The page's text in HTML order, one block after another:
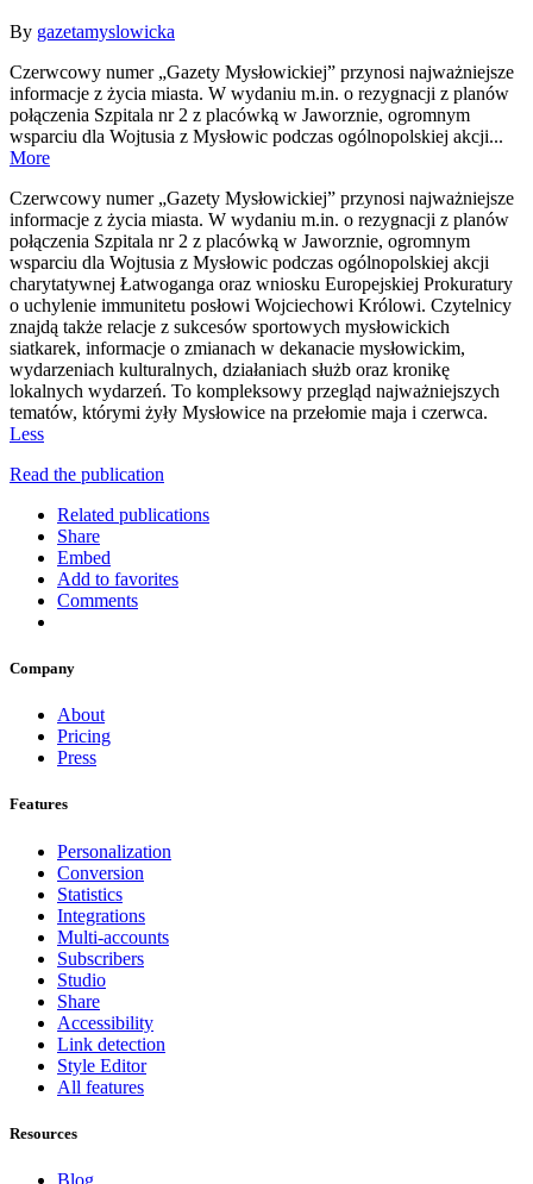
By gazetamyslowicka
Czerwcowy numer „Gazety Mysłowickiej” przynosi najważniejsze
informacje z życia miasta. W wydaniu m.in. o rezygnacji z planów
połączenia Szpitala nr 2 z placówką w Jaworznie, ogromnym
wsparciu dla Wojtusia z Mysłowic podczas ogólnopolskiej akcji...
More
Czerwcowy numer „Gazety Mysłowickiej” przynosi najważniejsze
informacje z życia miasta. W wydaniu m.in. o rezygnacji z planów
połączenia Szpitala nr 2 z placówką w Jaworznie, ogromnym
wsparciu dla Wojtusia z Mysłowic podczas ogólnopolskiej akcji
charytatywnej Łatwoganga oraz wniosku Europejskiej Prokuratury
o uchylenie immunitetu posłowi Wojciechowi Królowi. Czytelnicy
znajdą także relacje z sukcesów sportowych mysłowickich
siatkarek, informacje o zmianach w dekanacie mysłowickim,
wydarzeniach kulturalnych, działaniach służb oraz kronikę
lokalnych wydarzeń. To kompleksowy przegląd najważniejszych
tematów, którymi żyły Mysłowice na przełomie maja i czerwca.
Less
Read the publication
Related publications
Share
Embed
Add to favorites
Comments
Company
About
Pricing
Press
Features
Personalization
Conversion
Statistics
Integrations
Multi-accounts
Subscribers
Studio
Share
Accessibility
Link detection
Style Editor
All features
Resources
Blog